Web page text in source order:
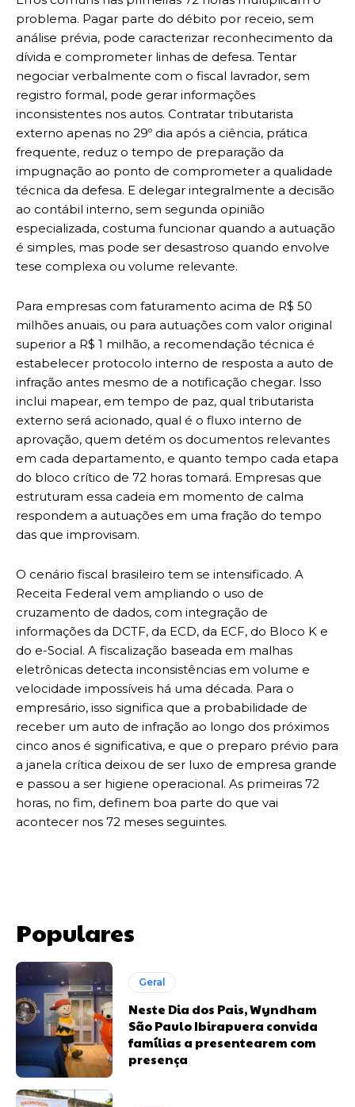
problema. Pagar parte do débito por receio, sem
análise prévia, pode caracterizar reconhecimento da
dívida e comprometer linhas de defesa. Tentar
negociar verbalmente com o fiscal lavrador, sem
registro formal, pode gerar informações
inconsistentes nos autos. Contratar tributarista
externo apenas no 29º dia após a ciência, prática
frequente, reduz o tempo de preparação da
impugnação ao ponto de comprometer a qualidade
técnica da defesa. E delegar integralmente a decisão
ao contábil interno, sem segunda opinião
especializada, costuma funcionar quando a autuação
é simples, mas pode ser desastroso quando envolve
tese complexa ou volume relevante.
Para empresas com faturamento acima de R$ 50
milhões anuais, ou para autuações com valor original
superior a R$ 1 milhão, a recomendação técnica é
estabelecer protocolo interno de resposta a auto de
infração antes mesmo de a notificação chegar. Isso
inclui mapear, em tempo de paz, qual tributarista
externo será acionado, qual é o fluxo interno de
aprovação, quem detém os documentos relevantes
em cada departamento, e quanto tempo cada etapa
do bloco crítico de 72 horas tomará. Empresas que
estruturam essa cadeia em momento de calma
respondem a autuações em uma fração do tempo
das que improvisam.
O cenário fiscal brasileiro tem se intensificado. A
Receita Federal vem ampliando o uso de
cruzamento de dados, com integração de
informações da DCTF, da ECD, da ECF, do Bloco K e
do e-Social. A fiscalização baseada em malhas
eletrônicas detecta inconsistências em volume e
velocidade impossíveis há uma década. Para o
empresário, isso significa que a probabilidade de
receber um auto de infração ao longo dos próximos
cinco anos é significativa, e que o preparo prévio para
a janela crítica deixou de ser luxo de empresa grande
e passou a ser higiene operacional. As primeiras 72
horas, no fim, definem boa parte do que vai
acontecer nos 72 meses seguintes.
Populares
Geral
Neste Dia dos Pais, Wyndham
São Paulo Ibirapuera convida
famílias a presentearem com
presença